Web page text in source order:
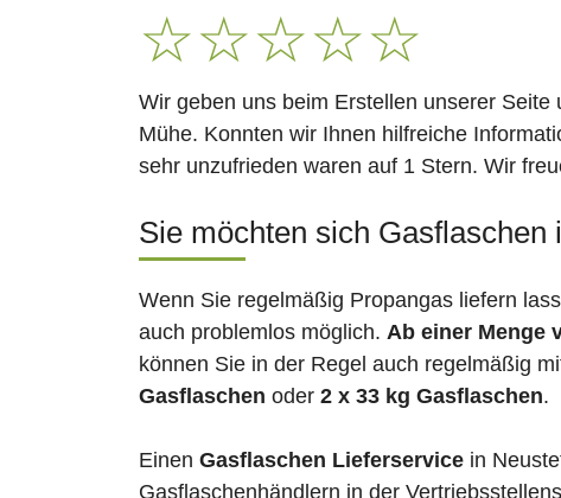
☆☆☆☆☆
Wir geben uns beim Erstellen unserer
Mühe. Konnten wir Ihnen hilfreiche
sehr unzufrieden waren auf 1 Stern. Wir
Sie möchten sich
Wenn Sie regelmäßig Propangas liefern
auch problemlos möglich. Ab einer Menge
können Sie in der Regel auch regelmäßig
Gasflaschen oder 2 x 33 kg Gasflaschen.
Einen Gasflaschen Lieferservice in
Gasflaschenhändlern in der